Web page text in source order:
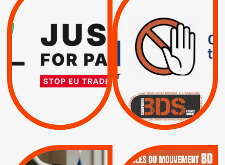
SUSPENSION
TOTALE DE
L’ACCORD
D’ASSOCIATION UE-
ISRAËL
| Pétitions
INTERNATIONAL ?
TRUMP, MACRON :
MÊME COMBAT
| Actus |
| Boycott militaire |
Lettres d'interpellation
QUE BOYCOTTER ?